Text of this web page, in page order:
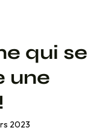
qui se
une
2023